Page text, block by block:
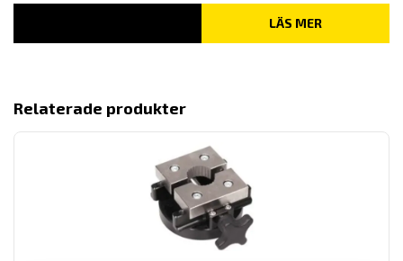
LÄS MER
Relaterade produkter